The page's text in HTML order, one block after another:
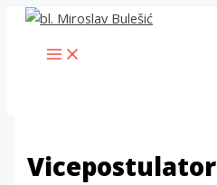
Skip
content
MAIN
MENU
Vicepostulator